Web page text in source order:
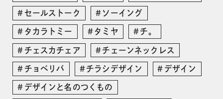
セールストーク ソーイング
タカラトミー タミヤ チ。
チェスカチェア チェーンネックレス
チョベリバ チラシデザイン デザイン
デザインと名のつくもの